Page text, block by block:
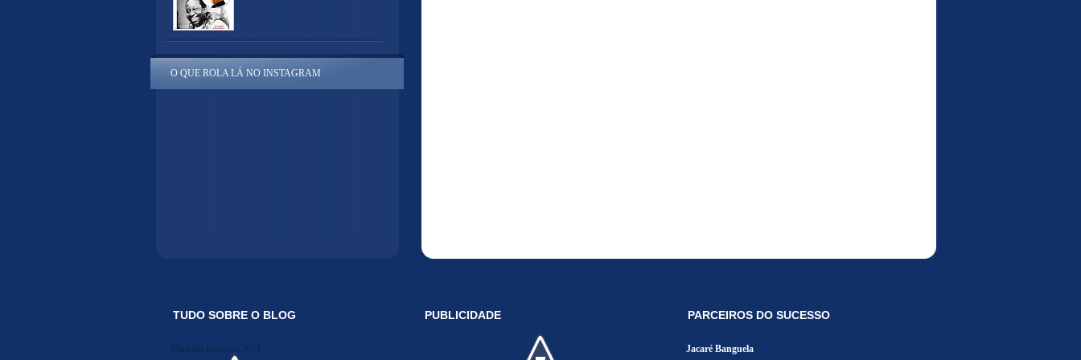
O QUE ROLA LÁ NO INSTAGRAM
TUDO SOBRE O BLOG
Midiakit Danosse 2014
PUBLICIDADE PARCEIROS DO SUCESSO
Jacaré Banguela